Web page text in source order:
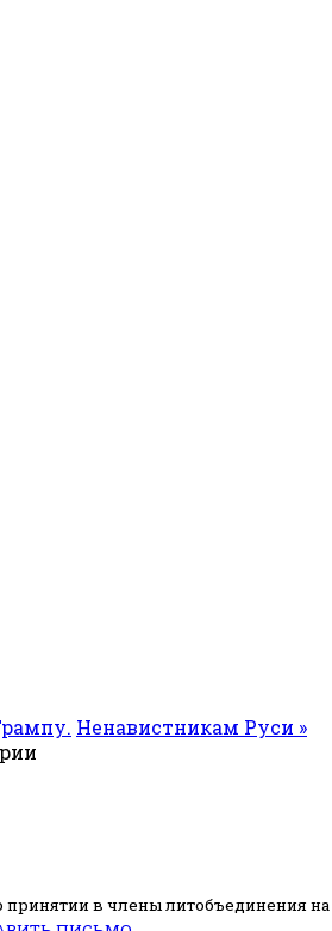
Ненавистникам Руси »
в члены литобъединения